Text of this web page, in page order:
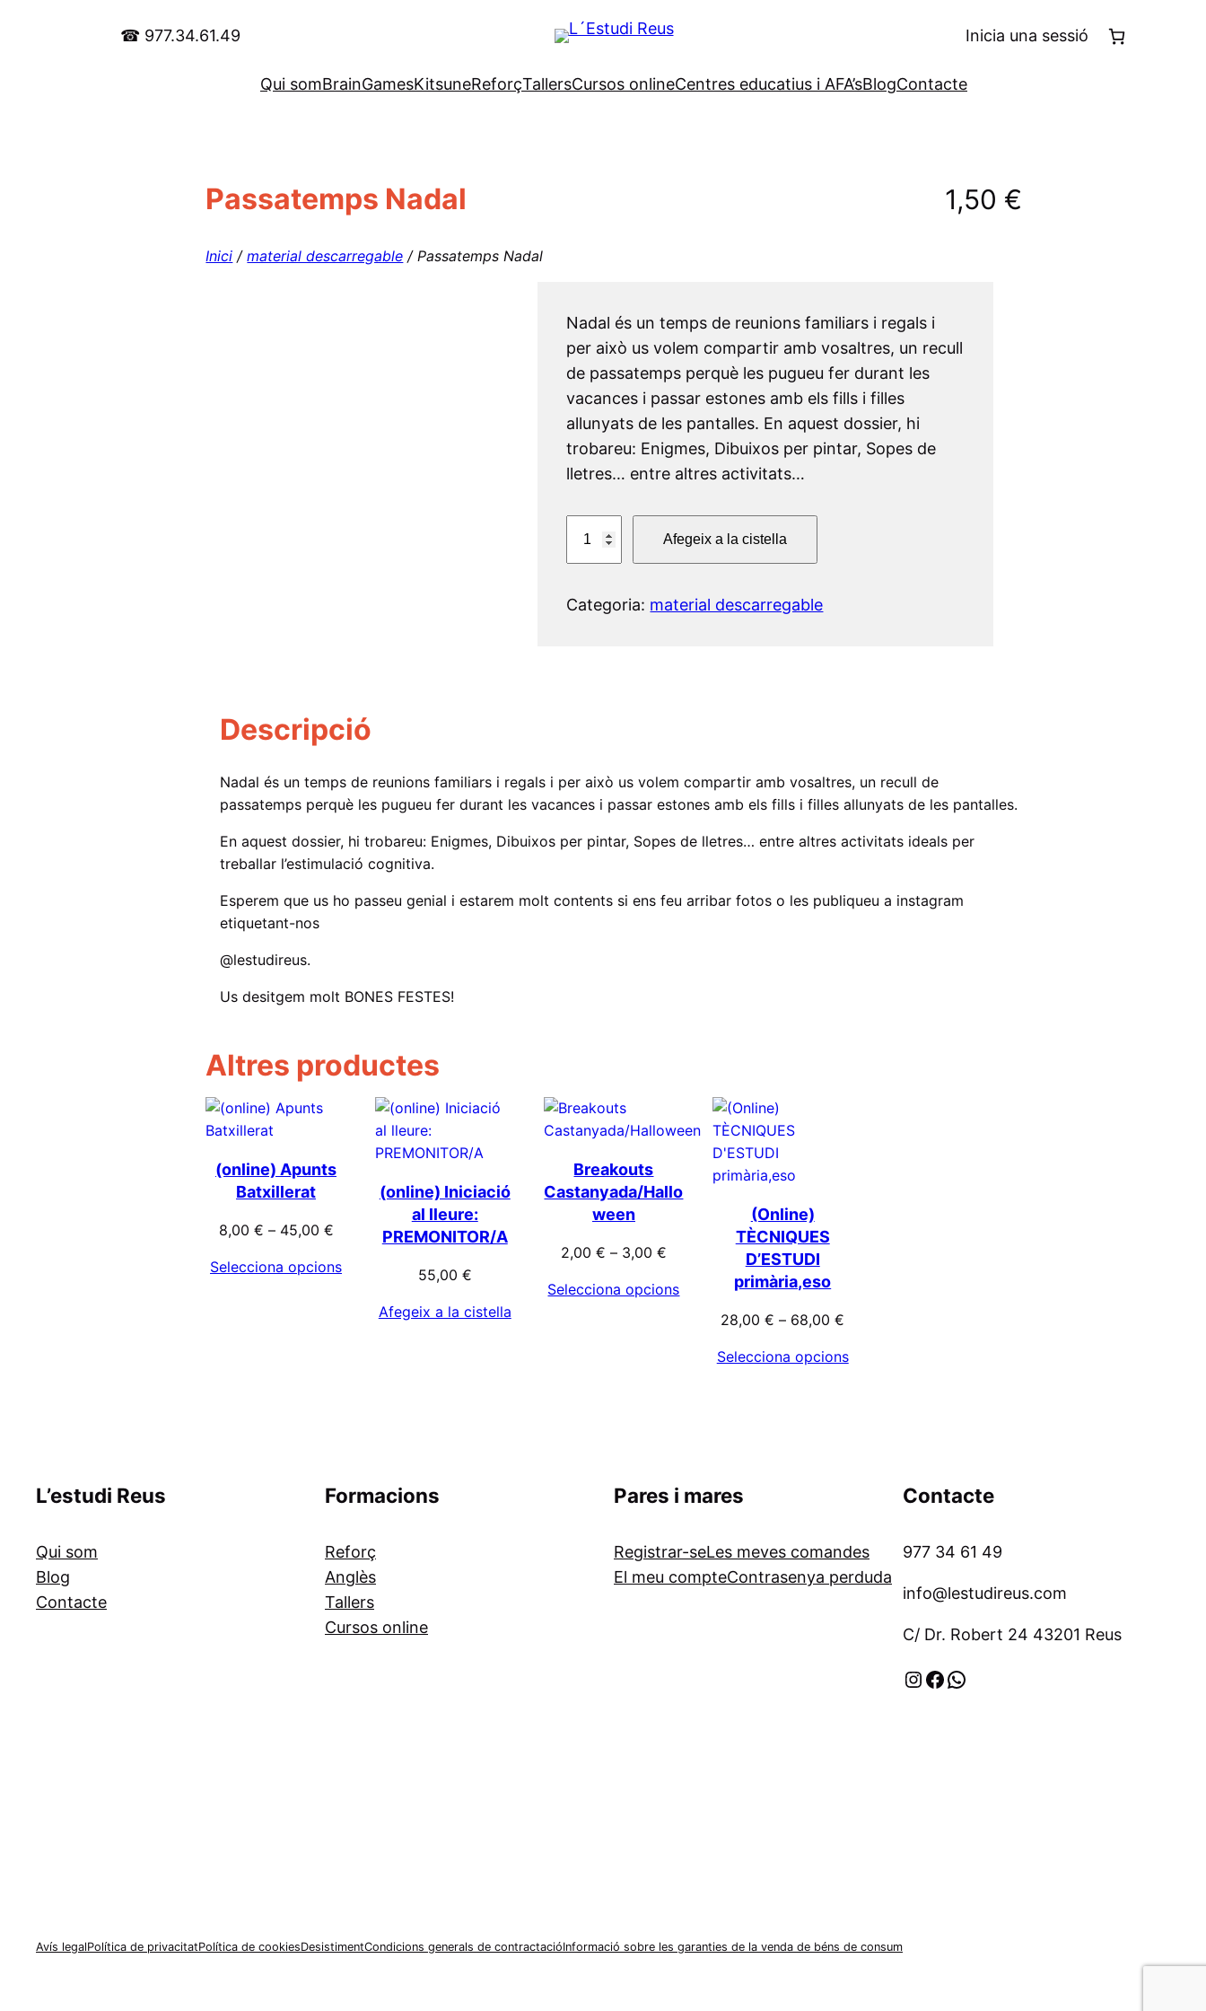
☎ 977.34.61.49 Inicia una sessió
Qui somBrainGamesKitsuneReforçTallersCursos onlineCentres educatius i AFA’sBlogContacte
Passatemps Nadal 1,50 €
Inici /material descarregable / Passatemps Nadal
Nadal és un temps de reunions familiars i regals i
per això us volem compartir amb vosaltres, un recull
de passatemps perquè les pugueu fer durant les
vacances i passar estones amb els fills i filles
allunyats de les pantalles. En aquest dossier, hi
trobareu: Enigmes, Dibuixos per pintar, Sopes de
lletres… entre altres activitats…
n
e
P
s
a
d
a
Afegeix a la cistella
Categoria: material descarregable
Descripció
Nadal és un temps de reunions familiars i regals i per això us volem compartir amb vosaltres, un recull de
passatemps perquè les pugueu fer durant les vacances i passar estones amb els fills i filles allunyats de les pantalles.
En aquest dossier, hi trobareu: Enigmes, Dibuixos per pintar, Sopes de lletres… entre altres activitats ideals per
treballar l’estimulació cognitiva.
Esperem que us ho passeu genial i estarem molt contents si ens feu arribar fotos o les publiqueu a instagram
etiquetant-nos
@lestudireus.
Us desitgem molt BONES FESTES!
Altres productes
(online) Apunts
Batxillerat
8,00 € – 45,00 €
Selecciona opcions
(online) Iniciació
al lleure:
PREMONITOR/A
55,00 €
Afegeix a la cistella
Breakouts
Castanyada/Hallo
ween
2,00 € – 3,00 €
Selecciona opcions
(Online)
TÈCNIQUES
D’ESTUDI
primària,eso
28,00€ – 68,00€
Selecciona opcions
L’estudi Reus
Qui som
Blog
Contacte
Formacions
Reforç
Anglès
Tallers
Cursos online
Pares i mares
Registrar-seLes meves comandes
El meu compteContrasenya perduda
Contacte
977 34 61 49
info@lestudireus.com
C/ Dr. Robert 24 43201 Reus
Instagram Facebook WhatsApp
Avís legalPolítica de privacitatPolítica de cookiesDesistimentCondicions generals de contractacióInformació sobre les garanties de la venda de béns de consum